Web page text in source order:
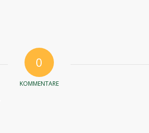
0
KOMMENTARE